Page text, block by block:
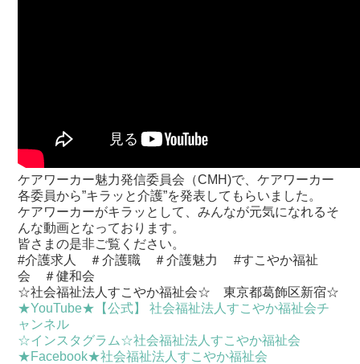
ケアワーカー魅力発信委員会（CMH)で、ケアワーカー
各委員から”キラッと介護”を発表してもらいました。
ケアワーカーがキラッとして、みんなが元気になれるそ
んな動画となっております。
皆さまの是非ご覧ください。
#介護求人 ＃介護職 ＃介護魅力 #すこやか福祉
会 ＃健和会
☆社会福祉法人すこやか福祉会☆ 東京都葛飾区新宿☆
★YouTube★【公式】 社会福祉法人すこやか福祉会チ
ャンネル
☆インスタグラム☆社会福祉法人すこやか福祉会
★Facebook★社会福祉法人すこやか福祉会